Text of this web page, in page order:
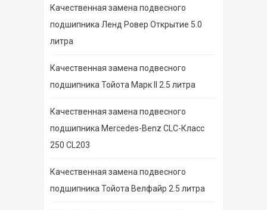
Качественная замена подвесного
подшипника Ленд Ровер Открытие 5.0
литра
Качественная замена подвесного
подшипника Тойота Марк II 2.5 литра
Качественная замена подвесного
подшипника Mercedes-Benz CLC-Класс
250 CL203
Качественная замена подвесного
подшипника Тойота Велфайр 2.5 литра